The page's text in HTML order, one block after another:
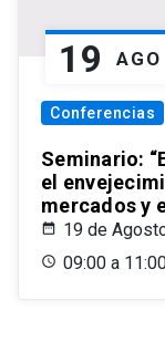
19 AGO
Conferencias
Seminario:
el
mercados y
19 de
09:00 a